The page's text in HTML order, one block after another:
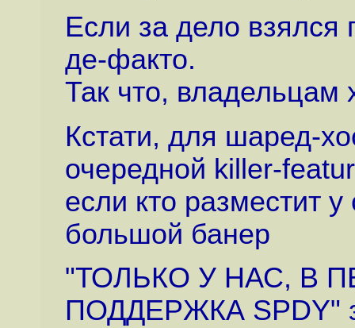
Если за дело взялся
де-факто.
Так что, владельцам
Кстати, для шаред-
очередной killer-
если кто разместит
большой банер
"ТОЛЬКО У НАС, В
ПОДДЕРЖКА SPDY"